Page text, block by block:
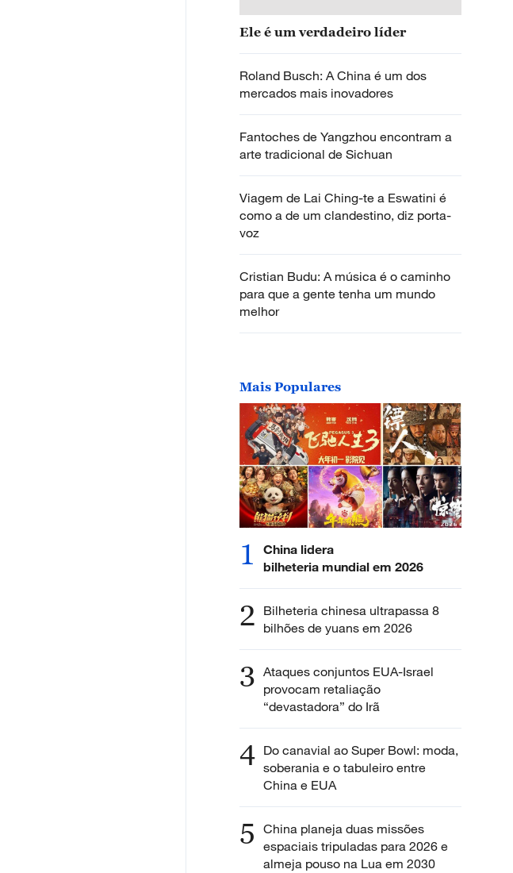
Ele é um verdadeiro líder
Roland Busch: A China é um dos
mercados mais inovadores
Fantoches de Yangzhou encontram a
arte tradicional de Sichuan
Viagem de Lai Ching-te a Eswatini é
como a de um clandestino, diz porta-
voz
Cristian Budu: A música é o caminho
para que a gente tenha um mundo
melhor
Mais Populares
1
China lidera
bilheteria mundial em 2026
2 Bilheteria chinesa ultrapassa 8
bilhões de yuans em 2026
3 Ataques conjuntos EUA-Israel
provocam retaliação
“devastadora” do Irã
4 Do canavial ao Super Bowl: moda,
soberania e o tabuleiro entre
China e EUA
5 China planeja duas missões
espaciais tripuladas para 2026 e
almeja pouso na Lua em 2030